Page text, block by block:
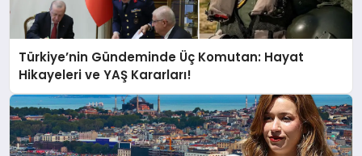
Türkiye’nin Gündeminde Üç Komutan: Hayat
Hikayeleri ve YAŞ Kararları!